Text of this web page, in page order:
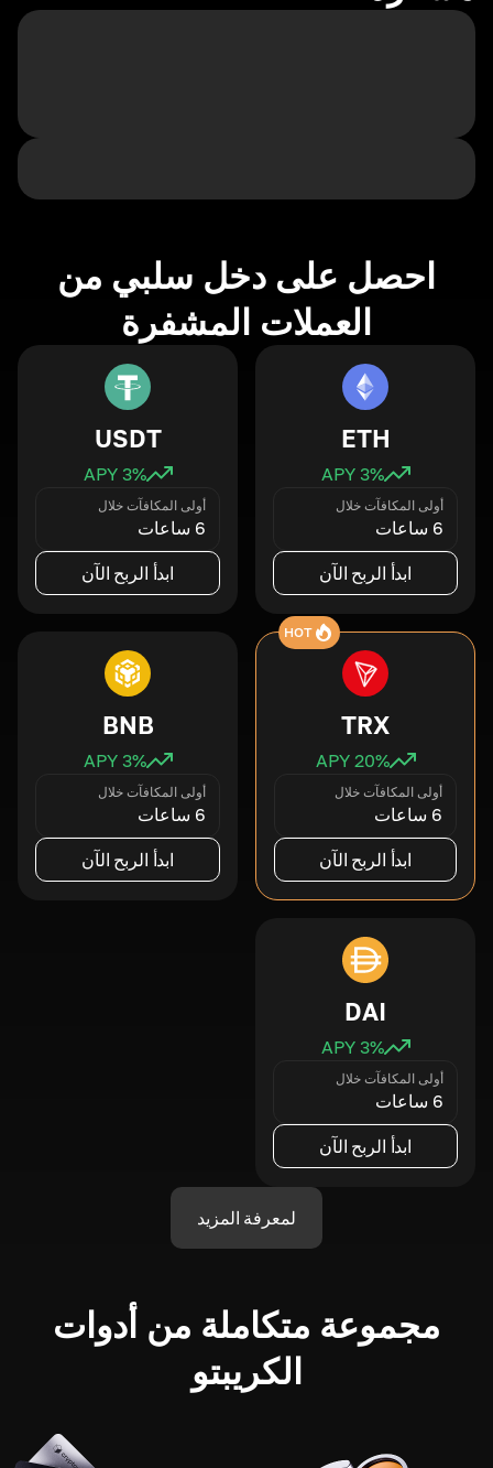
احصل على دخل سلبي من
العملات المشفرة
ETH
3% APY
أولى المكافآت خلال
6 ساعات
ابدأ الربح الآن
USDT
3% APY
أولى المكافآت خلال
6 ساعات
ابدأ الربح الآن
HOT
TRX
20% APY
أولى المكافآت خلال
6 ساعات
ابدأ الربح الآن
BNB
3% APY
أولى المكافآت خلال
6 ساعات
ابدأ الربح الآن
DAI
3% APY
أولى المكافآت خلال
6 ساعات
ابدأ الربح الآن
لمعرفة المزيد
مجموعة متكاملة من أدوات
الكريبتو